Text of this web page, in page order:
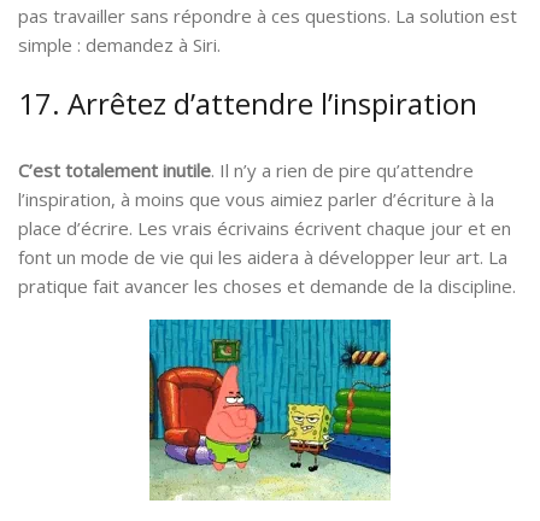
pas travailler sans répondre à ces questions. La solution est
simple : demandez à Siri.
17. Arrêtez d’attendre l’inspiration
C’est totalement inutile. Il n’y a rien de pire qu’attendre
l’inspiration, à moins que vous aimiez parler d’écriture à la
place d’écrire. Les vrais écrivains écrivent chaque jour et en
font un mode de vie qui les aidera à développer leur art. La
pratique fait avancer les choses et demande de la discipline.